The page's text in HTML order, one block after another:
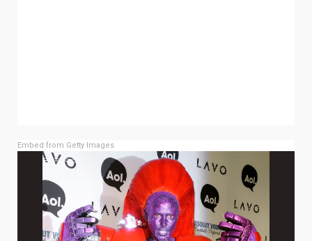
Embed from Getty Images